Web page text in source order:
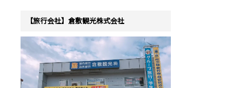
【旅行会社】倉敷観光株式会社